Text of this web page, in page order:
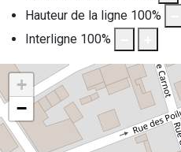
Hauteur de la ligne 100%
Interligne 100%
+
−